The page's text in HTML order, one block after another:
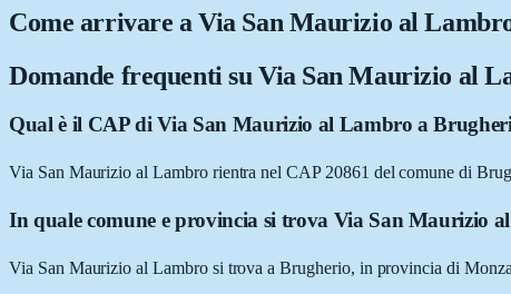
Come arrivare aVia San Maurizio al
Domande frequenti su Via San Maurizio al
Qual è il CAP di Via San Maurizio al Lambro a
Via San Maurizio al Lambro rientra nel CAP 20861 del comune di
In quale comune e provincia si trova Via San Maurizio
Via San Maurizio al Lambro si trova a Brugherio, in provincia di